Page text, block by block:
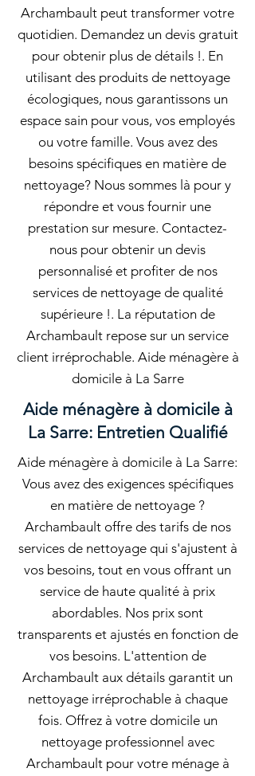
Archambault peut transformer votre
quotidien. Demandez un devis gratuit
pour obtenir plus de détails !. En
utilisant des produits de nettoyage
écologiques, nous garantissons un
espace sain pour vous, vos employés
ou votre famille. Vous avez des
besoins spécifiques en matière de
nettoyage? Nous sommes là pour y
répondre et vous fournir une
prestation sur mesure. Contactez-
nous pour obtenir un devis
personnalisé et profiter de nos
services de nettoyage de qualité
supérieure !. La réputation de
Archambault repose sur un service
client irréprochable. Aide ménagère à
domicile à La Sarre
Aide ménagère à domicile à
La Sarre: Entretien Qualifié
Aide ménagère à domicile à La Sarre:
Vous avez des exigences spécifiques
en matière de nettoyage ?
Archambault offre des tarifs de nos
services de nettoyage qui s'ajustent à
vos besoins, tout en vous offrant un
service de haute qualité à prix
abordables. Nos prix sont
transparents et ajustés en fonction de
vos besoins. L'attention de
Archambault aux détails garantit un
nettoyage irréprochable à chaque
fois. Offrez à votre domicile un
nettoyage professionnel avec
Archambault pour votre ménage à